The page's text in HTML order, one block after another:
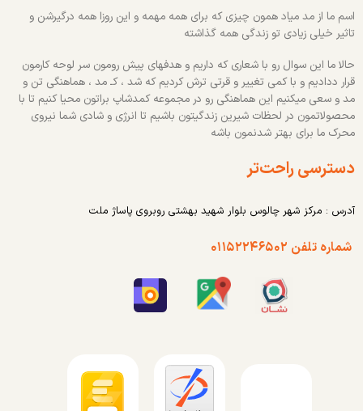
اسم ما از مد میاد همون چیزی که برای همه مهمه و این روزا همه درگیرشن و
تاثیر خیلی زیادی تو زندگی همه گذاشته
حالا ما این سوال رو با شعاری که داریم و هدفهای پیش رومون سر لوحه کارمون
قرار ددادیم و با کمی تغییر و قرتی ترش کردیم که شد ، کـ مد ، هماهنگی تن و
مد و سعی میکنیم این هماهنگی رو در مجموعه کمدشاپ براتون محیا کنیم تا با
محصولاتمون در لحظات شیرین زندگیتون باشیم تا انرژی و شادی شما نیروی
محرک ما برای بهتر شدنمون باشه
دسترسی راحت‌تر
آدرس : مرکز شهر چالوس بلوار شهید بهشتی روبروی پاساژ ملت
شماره تلفن ۰۱۱۵۲۲۴۶۵۰۲